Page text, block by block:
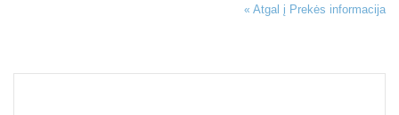
« Atgal į Prekės informacija